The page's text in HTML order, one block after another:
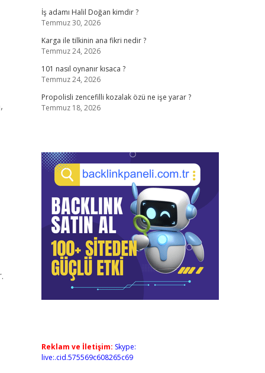
İş adamı Halil Doğan kimdir ?
Temmuz 30, 2026
Karga ile tilkinin ana fikri nedir ?
Temmuz 24, 2026
101 nasıl oynanır kısaca ?
Temmuz 24, 2026
Propolisli zencefilli kozalak özü ne işe yarar ?
Temmuz 18, 2026
Reklam ve İletişim: Skype:
live:.cid.575569c608265c69